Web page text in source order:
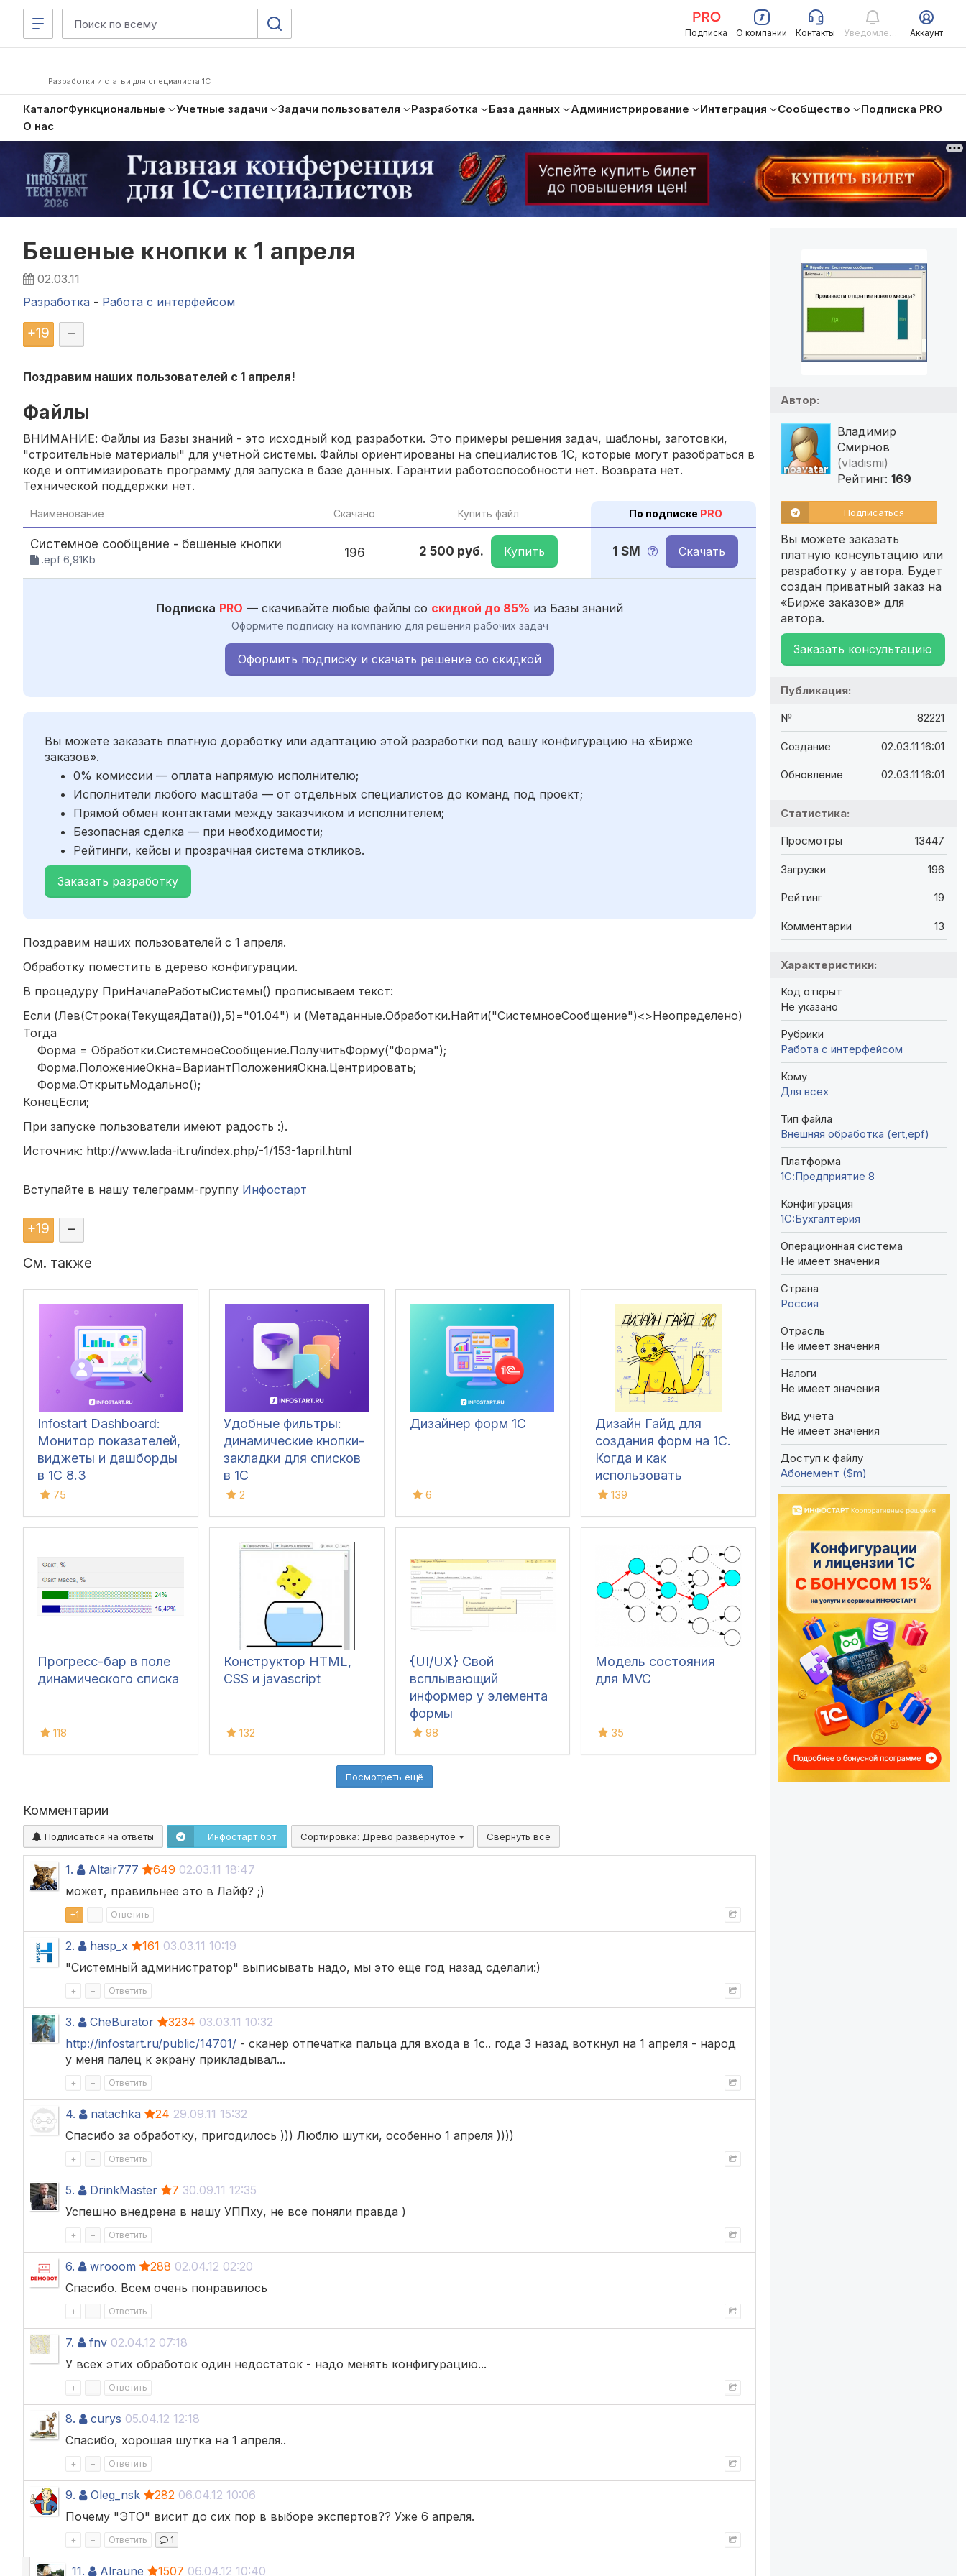
Подписка О компании Контакты Уведомления Аккаунт
Разработки и статьи для специалиста 1С
КаталогФункциональные Учетные задачи Задачи пользователя Разработка База данных Администрирование Интеграция Сообщество
Подписка PRO
О нас
Бешеные кнопки к 1 апреля
02.03.11
Разработка - Работа с интерфейсом
+19 –
Поздравим наших пользователей с 1 апреля!
Файлы
ВНИМАНИЕ: Файлы из Базы знаний - это исходный код разработки. Это примеры решения задач, шаблоны, заготовки,
"строительные материалы" для учетной системы. Файлы ориентированы на специалистов 1С, которые могут разобраться в
коде и оптимизировать программу для запуска в базе данных. Гарантии работоспособности нет. Возврата нет.
Технической поддержки нет.
Наименование Скачано Купить файл По подписке PRO
Системное сообщение - бешеные кнопки
.epf 6,91Kb 196 2 500 руб. Купить 1 SM Скачать
Подписка PRO — скачивайте любые файлы со скидкой до 85% из Базы знаний
Оформите подписку на компанию для решения рабочих задач
Оформить подписку и скачать решение со скидкой
Вы можете заказать платную доработку или адаптацию этой разработки под вашу конфигурацию на «Бирже
заказов».
0% комиссии — оплата напрямую исполнителю;
Исполнители любого масштаба — от отдельных специалистов до команд под проект;
Прямой обмен контактами между заказчиком и исполнителем;
Безопасная сделка — при необходимости;
Рейтинги, кейсы и прозрачная система откликов.
Заказать разработку
Поздравим наших пользователей с 1 апреля.
Обработку поместить в дерево конфигурации.
В процедуру ПриНачалеРаботыСистемы() прописываем текст:
Если (Лев(Строка(ТекущаяДата()),5)="01.04") и (Метаданные.Обработки.Найти("СистемноеСообщение")<>Неопределено)
Тогда
Форма = Обработки.СистемноеСообщение.ПолучитьФорму("Форма");
Форма.ПоложениеОкна=ВариантПоложенияОкна.Центрировать;
Форма.ОткрытьМодально();
КонецЕсли;
При запуске пользователи имеют радость :).
Источник: http://www.lada-it.ru/index.php/-1/153-1april.html
Вступайте в нашу телеграмм-группу Инфостарт
+19 –
См. также
Infostart Dashboard:
Монитор показателей,
виджеты и дашборды
в 1С 8.3
75
Удобные фильтры:
динамические кнопки-
закладки для списков
в 1С
2
Дизайнер форм 1С
6
Дизайн Гайд для
создания форм на 1С.
Когда и как
использовать
различные элементы,
антипримеры по
139
Прогресс-бар в поле
динамического списка
118
Конструктор HTML,
CSS и javascript
132
{UI/UX} Свой
всплывающий
информер у элемента
формы
98
Модель состояния
для MVC
35
Посмотреть ещё
Комментарии
Подписаться на ответы Инфостарт бот Сортировка: Древо развёрнутое Свернуть все
1. Altair777 649 02.03.11 18:47
может, правильнее это в Лайф? ;)
+1 – Ответить
2. hasp_x 161 03.03.11 10:19
"Системный администратор" выписывать надо, мы это еще год назад сделали:)
+ – Ответить
3. CheBurator 3234 03.03.11 10:32
http://infostart.ru/public/14701/ - сканер отпечатка пальца для входа в 1с.. года 3 назад воткнул на 1 апреля - народ
у меня палец к экрану прикладывал...
+ – Ответить
4. natachka 24 29.09.11 15:32
Спасибо за обработку, пригодилось ))) Люблю шутки, особенно 1 апреля ))))
+ – Ответить
5. DrinkMaster 7 30.09.11 12:35
Успешно внедрена в нашу УППху, не все поняли правда )
+ – Ответить
6. wrooom 288 02.04.12 02:20
Спасибо. Всем очень понравилось
+ – Ответить
7. fnv 02.04.12 07:18
У всех этих обработок один недостаток - надо менять конфигурацию...
+ – Ответить
8. curys 05.04.12 12:18
Спасибо, хорошая шутка на 1 апреля..
+ – Ответить
9. Oleg_nsk 282 06.04.12 10:06
Почему "ЭТО" висит до сих пор в выборе экспертов?? Уже 6 апреля.
+ – Ответить 1
11. Alraune 1507 06.04.12 10:40
Автор:
Владимир
Смирнов
(vladismi)
Рейтинг: 169
Подписаться
Вы можете заказать
платную консультацию или
разработку у автора. Будет
создан приватный заказ на
«Бирже заказов» для
автора.
Заказать консультацию
Публикация:
№ 82221
Создание 02.03.11 16:01
Обновление 02.03.11 16:01
Статистика:
Просмотры 13447
Загрузки 196
Рейтинг 19
Комментарии 13
Характеристики:
Код открыт
Не указано
Рубрики
Работа с интерфейсом
Кому
Для всех
Тип файла
Внешняя обработка (ert,epf)
Платформа
1С:Предприятие 8
Конфигурация
1C:Бухгалтерия
Операционная система
Не имеет значения
Страна
Россия
Отрасль
Не имеет значения
Налоги
Не имеет значения
Вид учета
Не имеет значения
Доступ к файлу
Абонемент ($m)